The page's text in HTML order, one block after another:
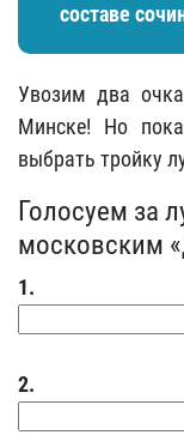
составе
Увозим два
Минске! Но
выбрать тройку
Голосуем за
московским
1.
2.